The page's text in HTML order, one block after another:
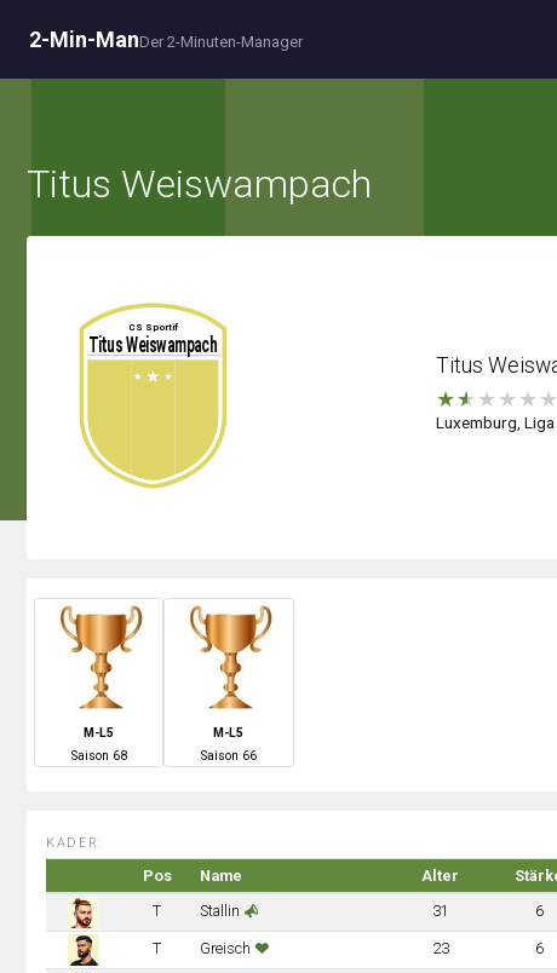
2-Min-ManDer 2-Minuten-Manager
Titus Weiswampach
Titus
★★ ★ ★ ★ ★
Luxemburg,
M-L5
Saison 68
M-L5
Saison 66
KADER:
Pos Name Alter
T
Stallin 31 6
T Greisch 23 6